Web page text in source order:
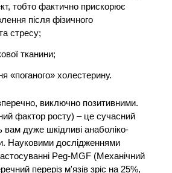
тобто фактично прискорює
після фізичного
стресу;
тканини;
«поганого» холестерину.
виключно позитивними.
фактор росту) – це сучасний
вам дуже шкідливі анаболіко-
Науковими дослідженнями
Peg-MGF (Механічний
переріз м'язів зріс на 25%,